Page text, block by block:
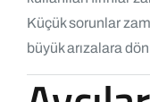
Küçük sorunlar
büyük arızalara